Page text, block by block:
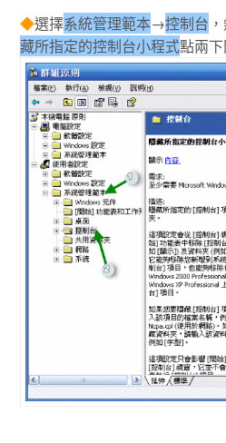
◆選擇系統管理範本→控制台
藏所指定的控制台小程式點兩